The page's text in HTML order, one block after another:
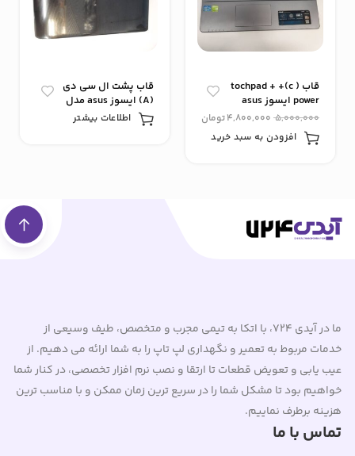
قاب ( c)+ tochpad +
power ایسوز asus
مدل x455
5,000,000
4,800,000تومان
افزودن به سبد خرید
قاب پشت ال سی دی
(A) ایسوز asus مدل
A42j اطلاعات بیشتر
ما در آیدی 724، با اتکا به تیمی مجرب و متخصص، طیف وسیعی از
خدمات مربوط به تعمیر و نگهداری لپ تاپ را به شما ارائه می دهیم. از
عیب یابی و تعویض قطعات تا ارتقا و نصب نرم افزار تخصصی، در کنار شما
خواهیم بود تا مشکل شما را در سریع ترین زمان ممکن و با مناسب ترین
هزینه برطرف نماییم.
تماس با ما